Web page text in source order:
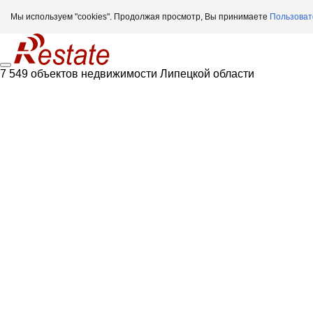
Мы используем "cookies". Продолжая просмотр, Вы принимаете
7 549 объектов недвижимости Липецкой области